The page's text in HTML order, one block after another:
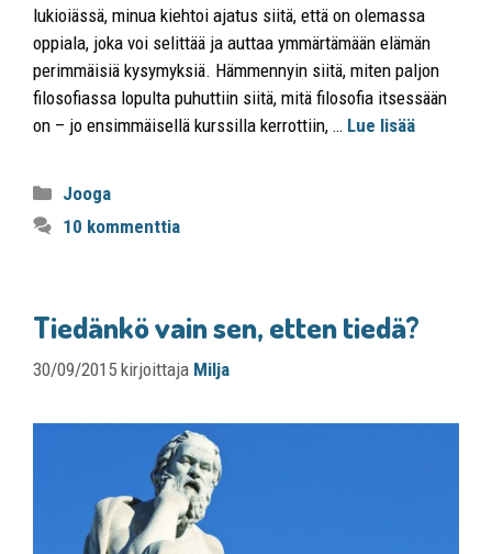
lukioiässä, minua kiehtoi ajatus siitä, että on olemassa
oppiala, joka voi selittää ja auttaa ymmärtämään elämän
perimmäisiä kysymyksiä. Hämmennyin siitä, miten paljon
filosofiassa lopulta puhuttiin siitä, mitä filosofia itsessään
on – jo ensimmäisellä kurssilla kerrottiin, … Lue lisää
Jooga
10 kommenttia
Tiedänkö vain sen, etten tiedä?
30/09/2015 kirjoittaja Milja